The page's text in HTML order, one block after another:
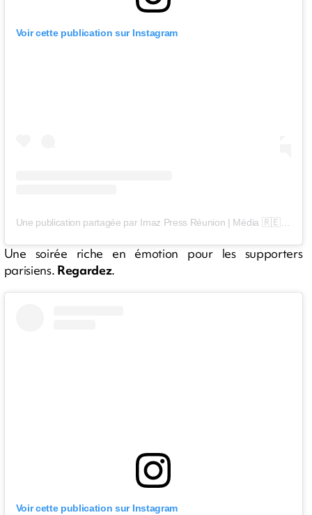
Voir cette publication sur Instagram
Une publication partagée par Imaz Press Réunion | Média 🇷🇪 (@imazpressreunion)
Une soirée riche en émotion pour les supporters
parisiens. Regardez.
Voir cette publication sur Instagram